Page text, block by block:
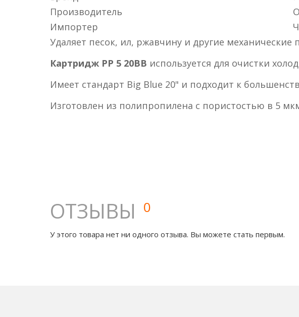
Производитель
Импортер
Удаляет песок, ил, ржавчину и другие
Картридж PP 5 20BB используется для очистки
Имеет стандарт Big Blue 20" и подходит к
Изготовлен из полипропилена с пористостью в 5
ОТЗЫВЫ 0
У этого товара нет ни одного отзыва. Вы можете стать первым.